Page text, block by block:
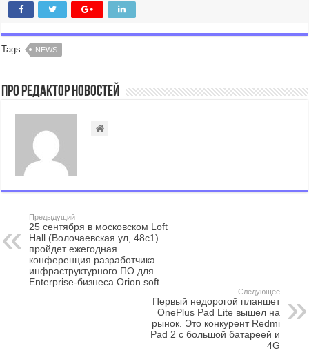
Tags NEWS
Про Редактор Новостей
Предыдущий
25 сентября в московском Loft
Hall (Волочаевская ул, 48с1)
пройдет ежегодная
конференция разработчика
инфраструктурного ПО для
Enterprise-бизнеса Orion soft
Следующее
Первый недорогой планшет
OnePlus Pad Lite вышел на
рынок. Это конкурент Redmi
Pad 2 с большой батареей и
4G